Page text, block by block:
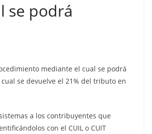
se podrá
mediante el cual se podrá
se devuelve el 21% del tributo en
a los contribuyentes que
con el CUIL o CUIT